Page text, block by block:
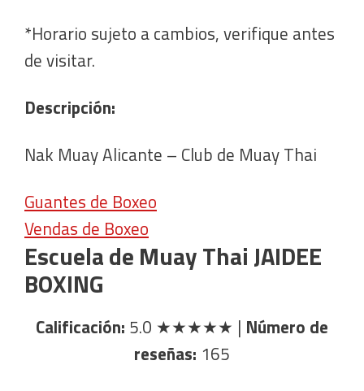
*Horario sujeto a cambios, verifique antes
de visitar.
Descripción:
Nak Muay Alicante – Club de Muay Thai
Guantes de Boxeo
Vendas de Boxeo
Escuela de Muay Thai JAIDEE
BOXING
Calificación: 5.0 ★★★★★ | Número de
reseñas: 165